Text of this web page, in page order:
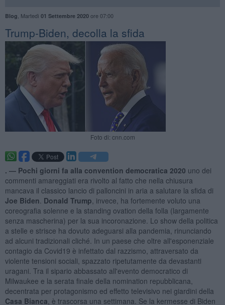
Blog Martedì 01 Settembre 2020ore 07:00
Trump-Biden, decolla la sfida
Foto di: cnn.com
. — Pochi giorni fa alla convention democratica 2020 uno dei
commenti amareggiati era rivolto al fatto che nella chiusura
mancava il classico lancio di palloncini in aria a salutare la sfida di
Joe Biden Donald Trump , invece, ha fortemente voluto una
coreografia solenne e la standing ovation della folla (largamente
senza mascherina) per la sua incoronazione. Lo show della politica
a stelle e strisce ha dovuto adeguarsi alla pandemia, rinunciando
ad alcuni tradizionali cliché. In un paese che oltre all'esponenziale
contagio da Covid19 è infettato dal razzismo, attraversato da
violente tensioni sociali, spazzato ripetutamente da devastanti
uragani. Tra il sipario abbassato all'evento democratico di
Milwaukee e la serata finale della nomination repubblicana,
decentrata per protagonismo ed effetto televisivo nei giardini della
Casa Bianca , è trascorsa una settimana. Se la kermesse di Biden